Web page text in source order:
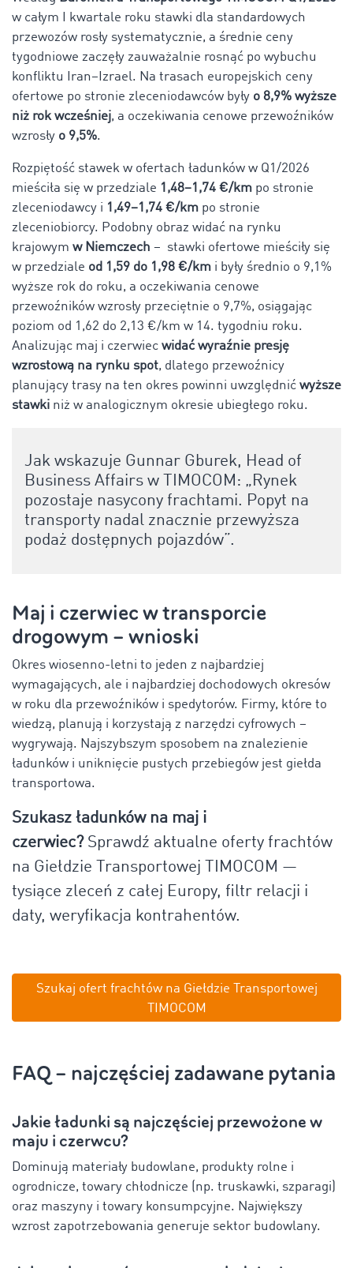
w całym I kwartale roku stawki dla standardowych
przewozów rosły systematycznie, a średnie ceny
tygodniowe zaczęły zauważalnie rosnąć po wybuchu
konfliktu
Iran–Izrael. Na trasach europejskich ceny
ofertowe po stronie zleceniodawców były o 8,9% wyższe
niż rok wcześniej, a oczekiwania cenowe przewoźników
wzrosły o 9,5%.
Rozpiętość stawek w ofertach ładunków w Q1/2026
mieściła się w przedziale 1,48–1,74 €/km po stronie
zleceniodawcy i 1,49–1,74 €/km po stronie
zleceniobiorcy. Podobny obraz widać na rynku
krajowym w Niemczech – stawki ofertowe mieściły się
w przedziale od 1,59 do 1,98 €/km i były średnio o 9,1%
wyższe rok do roku, a oczekiwania cenowe
przewoźników wzrosły przeciętnie o 9,7%, osiągając
poziom od 1,62 do 2,13 €/km w 14. tygodniu roku.
Analizując maj i czerwiec widać wyraźnie presję
wzrostową na rynku spot, dlatego przewoźnicy
planujący trasy na ten okres powinni uwzględnić wyższe
stawki niż w analogicznym okresie ubiegłego roku.
Jak wskazuje Gunnar Gburek, Head of
Business Affairs w TIMOCOM : „Rynek
pozostaje nasycony frachtami. Popyt na
transporty nadal znacznie przewyższa
podaż dostępnych pojazdów”.
Maj i czerwiec w transporcie
drogowym – wnioski
Okres wiosenno-letni to jeden z najbardziej
wymagających, ale i najbardziej dochodowych okresów
w roku dla przewoźników i spedytorów. Firmy, które to
wiedzą, planują i korzystają z narzędzi cyfrowych –
wygrywają. Najszybszym sposobem na znalezienie
ładunków i uniknięcie pustych przebiegów jest giełda
transportowa.
Szukasz ładunków na maj i
czerwiec? Sprawdź aktualne oferty frachtów
na Giełdzie Transportowej TIMOCOM —
tysiące zleceń z całej Europy, filtr relacji i
daty, weryfikacja kontrahentów.
Szukaj ofert frachtów na Giełdzie Transportowej
TIMOCOM
FAQ – najczęściej zadawane pytania
Jakie ładunki są najczęściej przewożone w
maju i czerwcu?
Dominują materiały budowlane, produkty rolne i
ogrodnicze, towary chłodnicze (np. truskawki, szparagi)
oraz maszyny i towary konsumpcyjne. Największy
wzrost zapotrzebowania generuje sektor budowlany.